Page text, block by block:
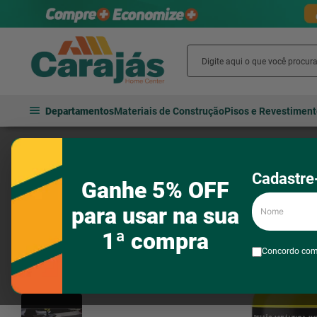
DepartamentosMateriais de ConstruçãoPisos e
Ganhe 5% OFF
para usar na sua
1ª compra
Nome
Concordo
Materiais de construção